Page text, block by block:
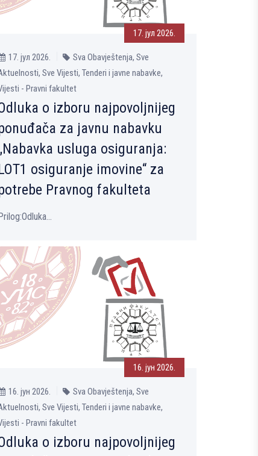
17. јул 2026.
17. јул 2026.
Sva Obavještenja, Sve
Sve Vijesti, Tenderi i javne nabavke,
- Pravni fakultet
o izboru najpovoljnijeg
za javnu nabavku
usluga osiguranja:
osiguranje imovine“ za
Pravnog fakulteta
16. јун 2026.
16. јун 2026.
Sva Obavještenja, Sve
Sve Vijesti, Tenderi i javne nabavke,
- Pravni fakultet
o izboru najpovoljnijeg